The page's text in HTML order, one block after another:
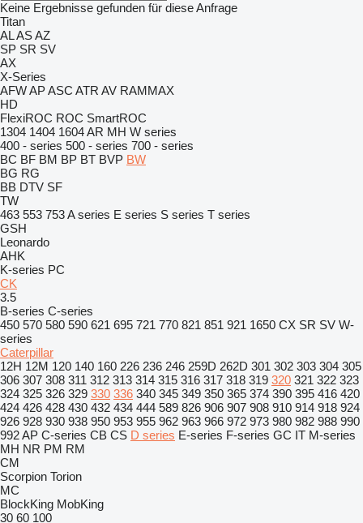
Keine Ergebnisse gefunden für diese Anfrage
Titan
ALASAZ
SP SR SV
AX
X-Series
AFWAPASC ATR AV RAMMAX
HD
FlexiROC ROC SmartROC
1304 1404 1604AR MH W series
400 - series 500 - series 700 - series
BC BF BM BP BT BVP BW
BG RG
BB DTV SF
TW
463 553 753A series E series S series T series
GSH
Leonardo
AHK
K-series PC
CK
3.5
B-series C-series
450 570 580 590 621 695 721 770 821 851 921 1650 CX SR SV W-
series
Caterpillar
12H 12M 120 140 160 226 236 246 259D 262D 301 302 303 304 305
306 307 308 311 312 313 314 315 316 317 318 319 320 321 322 323
324 325 326 329 330 336 340 345 349 350 365 374 390 395 416 420
424 426 428 430 432 434 444 589 826 906 907 908 910 914 918 924
926 928 930 938 950 953 955 962 963 966 972 973 980 982 988 990
992AP C-series CB CS D series E-series F-series GC IT M-series
MH NR PM RM
CM
Scorpion Torion
MC
BlockKing MobKing
30 60 100